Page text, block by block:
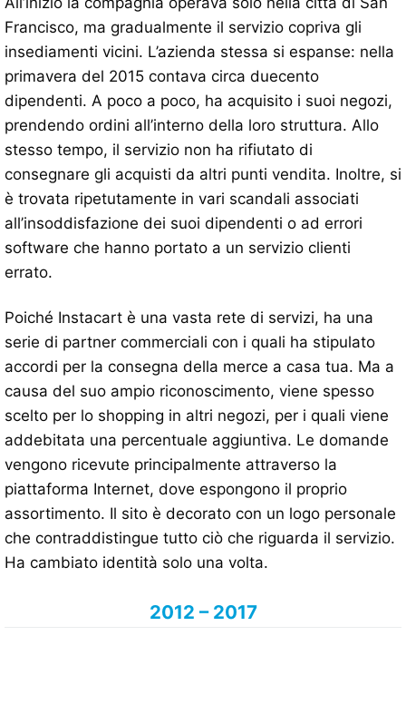
Francisco, ma gradualmente il servizio copriva gli
insediamenti vicini. L’azienda stessa si espanse: nella
primavera del 2015 contava circa duecento
dipendenti. A poco a poco, ha acquisito i suoi negozi,
prendendo ordini all’interno della loro struttura. Allo
stesso tempo, il servizio non ha rifiutato di
consegnare gli acquisti da altri punti vendita. Inoltre, si
è trovata ripetutamente in vari scandali associati
all’insoddisfazione dei suoi dipendenti o ad errori
software che hanno portato a un servizio clienti
errato.
Poiché Instacart è una vasta rete di servizi, ha una
serie di partner commerciali con i quali ha stipulato
accordi per la consegna della merce a casa tua. Ma a
causa del suo ampio riconoscimento, viene spesso
scelto per lo shopping in altri negozi, per i quali viene
addebitata una percentuale aggiuntiva. Le domande
vengono ricevute principalmente attraverso la
piattaforma Internet, dove espongono il proprio
assortimento. Il sito è decorato con un logo personale
che contraddistingue tutto ciò che riguarda il servizio.
Ha cambiato identità solo una volta.
2012 – 2017